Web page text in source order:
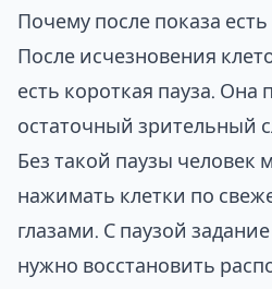
Почему после показа есть
После исчезновения
есть короткая пауза. Она
остаточный зрительный
Без такой паузы человек
нажимать клетки по
глазами. С паузой
нужно восстановить